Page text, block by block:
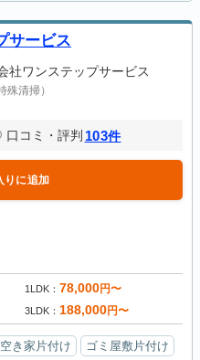
サービス
社ワンステップサービス
殊清掃）
口コミ・評判 103件
りに追加
1LDK 78,000円〜
3LDK 188,000円〜
空き家片付け
ゴミ屋敷片付け